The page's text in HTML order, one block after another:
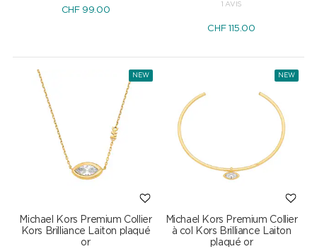
CHF 99.00
1 AVIS
CHF 115.00
NEW
Michael Kors Premium Collier
Kors Brilliance Laiton plaqué
or
NEW
Michael Kors Premium Collier
à col Kors Brilliance Laiton
plaqué or